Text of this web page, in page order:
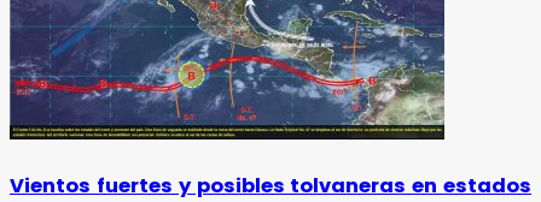
Vientos fuertes y posibles tolvaneras en estados